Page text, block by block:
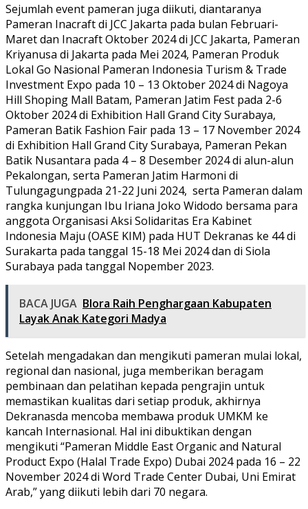
Sejumlah event pameran juga diikuti, diantaranya
Pameran Inacraft di JCC Jakarta pada bulan Februari-
Maret dan Inacraft Oktober 2024 di JCC Jakarta, Pameran
Kriyanusa di Jakarta pada Mei 2024, Pameran Produk
Lokal Go Nasional Pameran Indonesia Turism & Trade
Investment Expo pada 10 – 13 Oktober 2024 di Nagoya
Hill Shoping Mall Batam, Pameran Jatim Fest pada 2-6
Oktober 2024 di Exhibition Hall Grand City Surabaya,
Pameran Batik Fashion Fair pada 13 – 17 November 2024
di Exhibition Hall Grand City Surabaya, Pameran Pekan
Batik Nusantara pada 4 – 8 Desember 2024 di alun-alun
Pekalongan, serta Pameran Jatim Harmoni di
Tulungagungpada 21-22 Juni 2024, serta Pameran dalam
rangka kunjungan Ibu Iriana Joko Widodo bersama para
anggota Organisasi Aksi Solidaritas Era Kabinet
Indonesia Maju (OASE KIM) pada HUT Dekranas ke 44 di
Surakarta pada tanggal 15-18 Mei 2024 dan di Siola
Surabaya pada tanggal Nopember 2023.
BACA JUGA Blora Raih Penghargaan Kabupaten
Layak Anak Kategori Madya
Setelah mengadakan dan mengikuti pameran mulai lokal,
regional dan nasional, juga memberikan beragam
pembinaan dan pelatihan kepada pengrajin untuk
memastikan kualitas dari setiap produk, akhirnya
Dekranasda mencoba membawa produk UMKM ke
kancah Internasional. Hal ini dibuktikan dengan
mengikuti “Pameran Middle East Organic and Natural
Product Expo (Halal Trade Expo) Dubai 2024 pada 16 – 22
November 2024 di Word Trade Center Dubai, Uni Emirat
Arab,” yang diikuti lebih dari 70 negara.